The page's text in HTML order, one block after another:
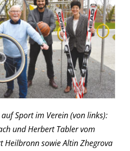
Sport im Verein (von links):
und Herbert Tabler vom
Heilbronn sowie Altin Zhegrova